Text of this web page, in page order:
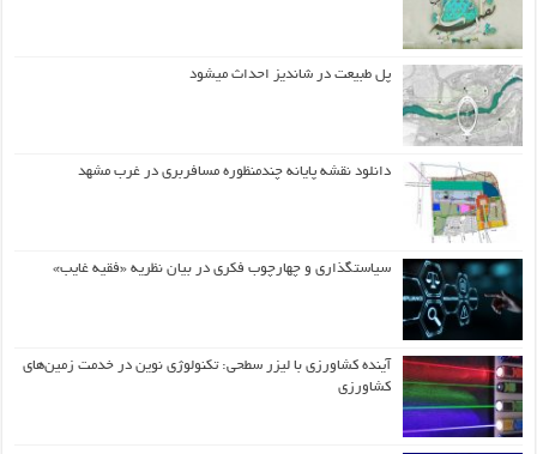
پل طبیعت در شاندیز احداث میشود
دانلود نقشه پایانه چندمنظوره مسافربری در غرب مشهد
سیاستگذاری و چهارچوب فکری در بیان نظریه «فقیه غایب»
آینده کشاورزی با لیزر سطحی: تکنولوژی نوین در خدمت زمین‌های
کشاورزی